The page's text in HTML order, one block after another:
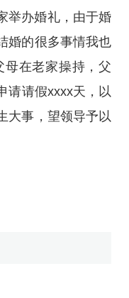
举办婚礼，由于婚
婚的很多事情我也
母在老家操持，父
请请假xxxx天，以
大事，望领导予以